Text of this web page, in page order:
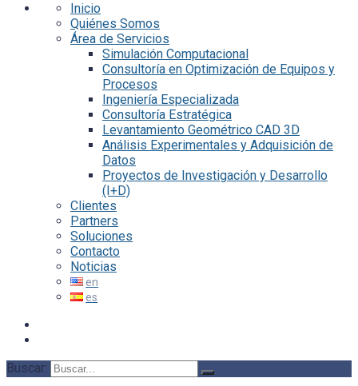
Inicio
Quiénes Somos
Área de Servicios
Simulación Computacional
Consultoría en Optimización de Equipos y
Procesos
Ingeniería Especializada
Consultoría Estratégica
Levantamiento Geométrico CAD 3D
Análisis Experimentales y Adquisición de
Datos
Proyectos de Investigación y Desarrollo
(I+D)
Clientes
Partners
Soluciones
Contacto
Noticias
Buscar: